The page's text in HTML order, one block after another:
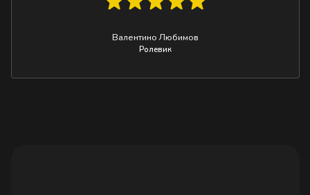
Валентино Любимов
Ролевик